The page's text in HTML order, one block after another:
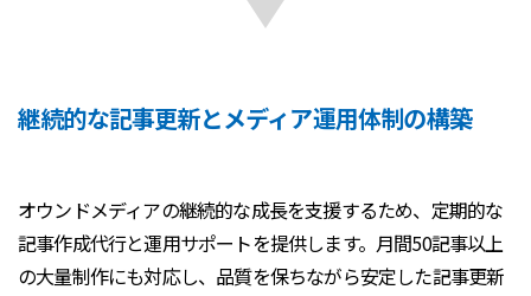
継続的な記事更新とメディア運用体制の構築
オウンドメディアの継続的な成長を支援するため、定期的な
記事作成代行と運用サポートを提供します。月間50記事以上
の大量制作にも対応し、品質を保ちながら安定した記事更新